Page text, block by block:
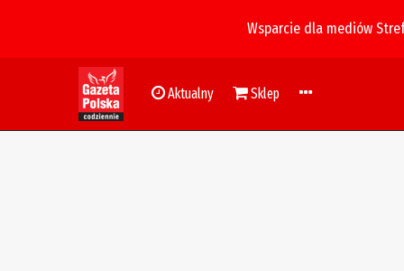
Wsparcie dla mediów
Aktualny Sklep